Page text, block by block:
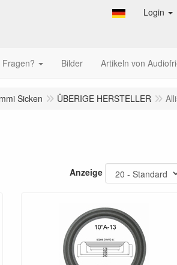
Login
Fragen? Bilder Artikeln von
Sicken ÜBERIGE HERSTELLER
Anzeige